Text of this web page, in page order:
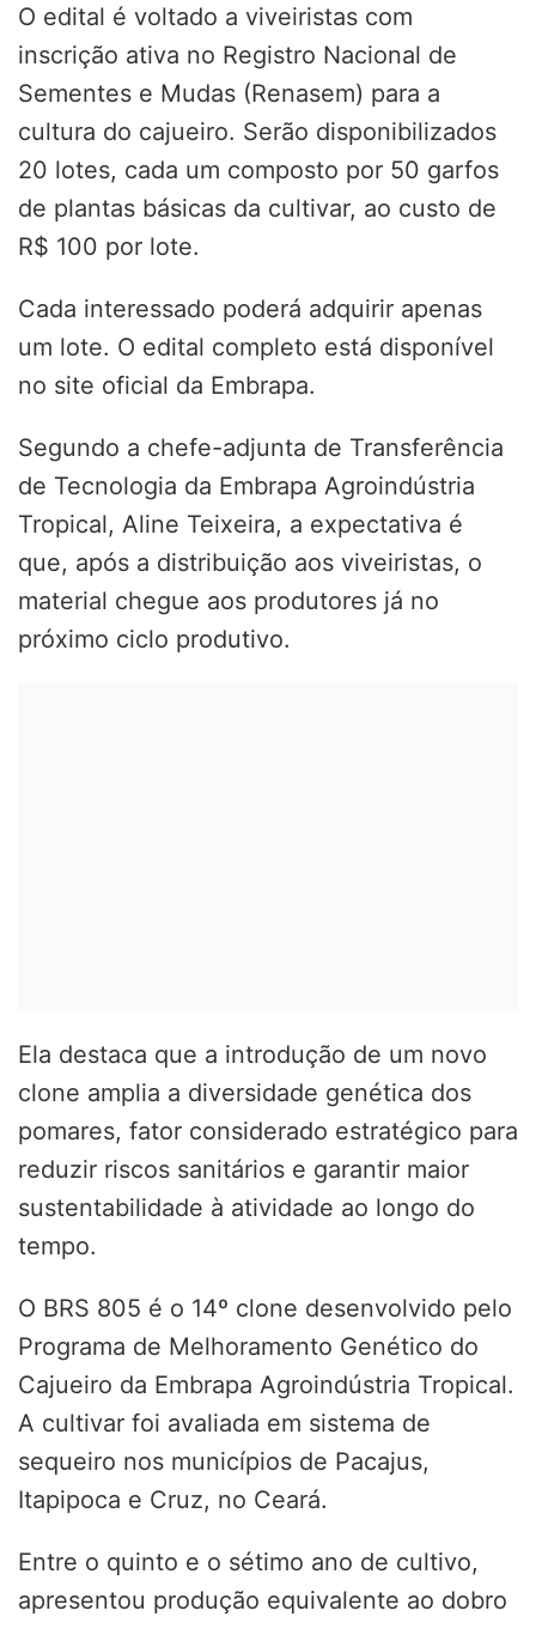
O edital é voltado a viveiristas com
inscrição ativa no Registro Nacional de
Sementes e Mudas (Renasem) para a
cultura do cajueiro. Serão disponibilizados
20 lotes, cada um composto por 50 garfos
de plantas básicas da cultivar, ao custo de
R$ 100 por lote.
Cada interessado poderá adquirir apenas
um lote. O edital completo está disponível
no site oficial da Embrapa.
Segundo a chefe-adjunta de Transferência
de Tecnologia da Embrapa Agroindústria
Tropical, Aline Teixeira, a expectativa é
que, após a distribuição aos viveiristas, o
material chegue aos produtores já no
próximo ciclo produtivo.
Ela destaca que a introdução de um novo
clone amplia a diversidade genética dos
pomares, fator considerado estratégico para
reduzir riscos sanitários e garantir maior
sustentabilidade à atividade ao longo do
tempo.
O BRS 805 é o 14º clone desenvolvido pelo
Programa de Melhoramento Genético do
Cajueiro da Embrapa Agroindústria Tropical.
A cultivar foi avaliada em sistema de
sequeiro nos municípios de Pacajus,
Itapipoca e Cruz, no Ceará.
Entre o quinto e o sétimo ano de cultivo,
apresentou produção equivalente ao dobro